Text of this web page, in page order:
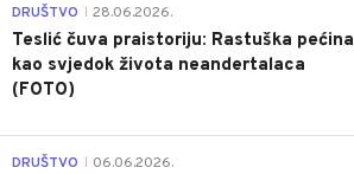
DRUŠTVO 28.06.2026.
Teslić čuva praistoriju: Rastuška pećina
kao svjedok života neandertalaca
(FOTO)
DRUŠTVO 06.06.2026.